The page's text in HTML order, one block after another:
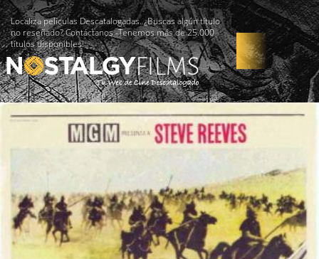
Localiza películas Descatalogadas. ¿Buscas algún título
no reseñado? Contáctanos -Tenemos más de 25.000
títulos disponibles!